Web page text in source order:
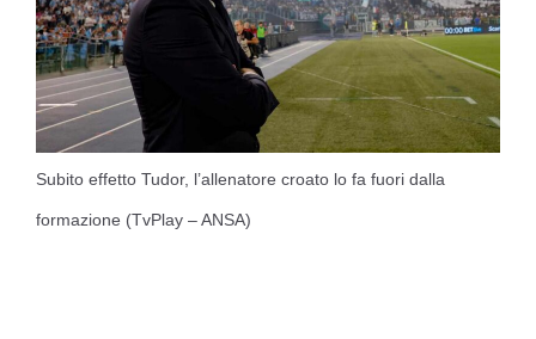
Subito effetto Tudor, l’allenatore croato lo fa fuori dalla
formazione (TvPlay – ANSA)